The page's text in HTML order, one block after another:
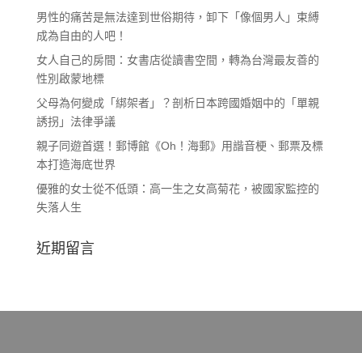
男性的痛苦是無法達到世俗期待，卸下「像個男人」束縛
成為自由的人吧！
女人自己的房間：女書店從讀書空間，轉為台灣最友善的
性別啟蒙地標
父母為何變成「綁架者」？剖析日本跨國婚姻中的「單親
誘拐」法律爭議
親子同遊首選！郵博館《Oh！海郵》用諧音梗、郵票及標
本打造海底世界
優雅的女士從不低頭：高一生之女高菊花，被國家監控的
失落人生
近期留言